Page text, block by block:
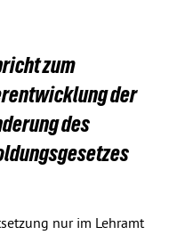
zum
der
des
nur im Lehramt